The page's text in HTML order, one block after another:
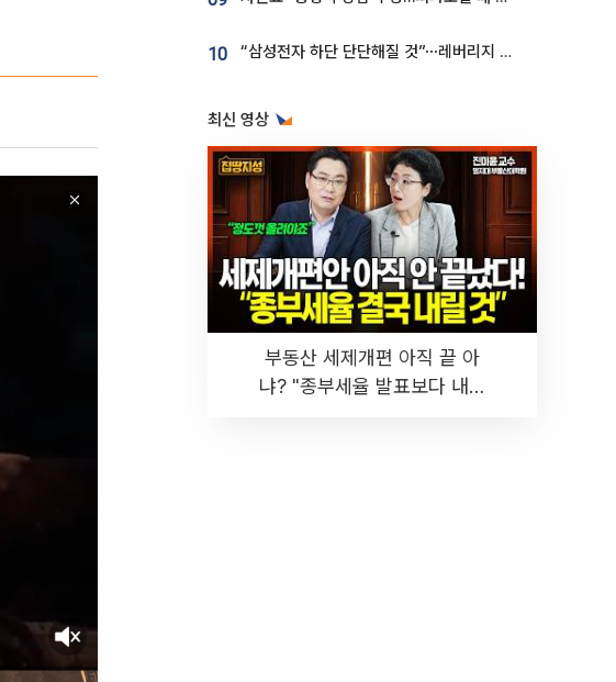
10 “삼성전자 하단 단단해질 것”⋯레버리지 규제에 쏠림 완화 [찐코노미]
최신 영상
부동산 세제개편 아직 끝 아
냐? "종부세율 발표보다 내릴